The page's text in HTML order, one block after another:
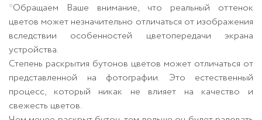
*Обращаем Ваше внимание, что реальный оттенок
цветов может незначительно отличаться от изображения
вследствии особенностей цветопередачи экрана
устройства.
Степень раскрытия бутонов цветов может отличаться от
представленной на фотографии. Это естественный
процесс, который никак не влияет на качество и
свежесть цветов.